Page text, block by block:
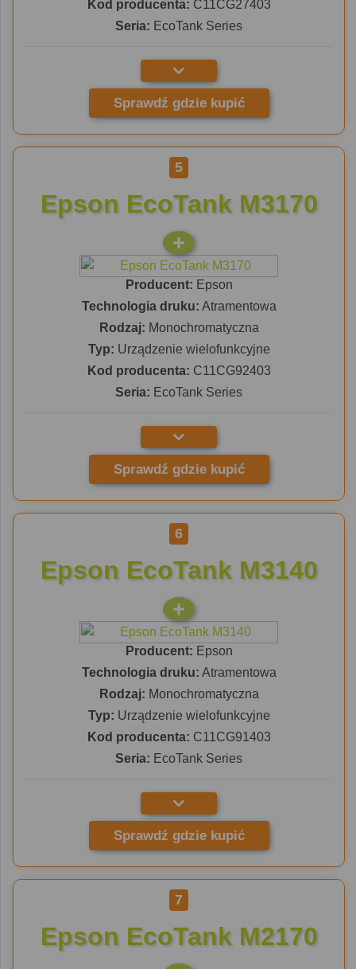
Kod producenta: C11CG27403
Seria: EcoTank Series
Sprawdź gdzie kupić
5
Epson EcoTank M3170
Producent: Epson
Technologia druku: Atramentowa
Rodzaj: Monochromatyczna
Typ: Urządzenie wielofunkcyjne
Kod producenta: C11CG92403
Seria: EcoTank Series
Sprawdź gdzie kupić
6
Epson EcoTank M3140
Producent: Epson
Technologia druku: Atramentowa
Rodzaj: Monochromatyczna
Typ: Urządzenie wielofunkcyjne
Kod producenta: C11CG91403
Seria: EcoTank Series
Sprawdź gdzie kupić
7
Epson EcoTank M2170